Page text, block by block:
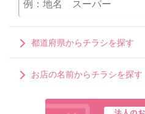
都道府県からチラシを探す
お店の名前からチラシを探す